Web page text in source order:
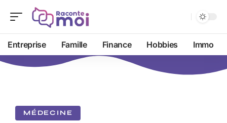
Entreprise Famille Finance Hobbies Immo
MÉDECINE